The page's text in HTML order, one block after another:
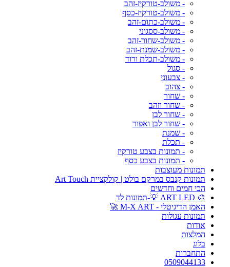
- משולב-טורקיז-זהב
- משולב-טורקיז-כסף
- משולב-כתום-זהב
- משולב-ססגוני
- משולב-שחור-זהב
- משולב-שמנת-זהב
- משולב-תכלת ורוד
- סגול
- צבעוני
- צהוב
- שחור
- שחור וזהב
- שחור לבן
- שחור לבן ואפור
- שמנת
- תכלת
- תמונות בצבע טורקיז
- תמונות בצבע כסף
תמונות מעוצבות
תמונות קנבס במרקם בולט | קולקציית Art Touch
הכי חמים וחדשים
🎨 ART LED 💡-תמונות לד
האמן הדיגיטלי - M-X ART 🚀
תמונות עגולות
אודות
המלצות
בלוג
התחברות
0509044133